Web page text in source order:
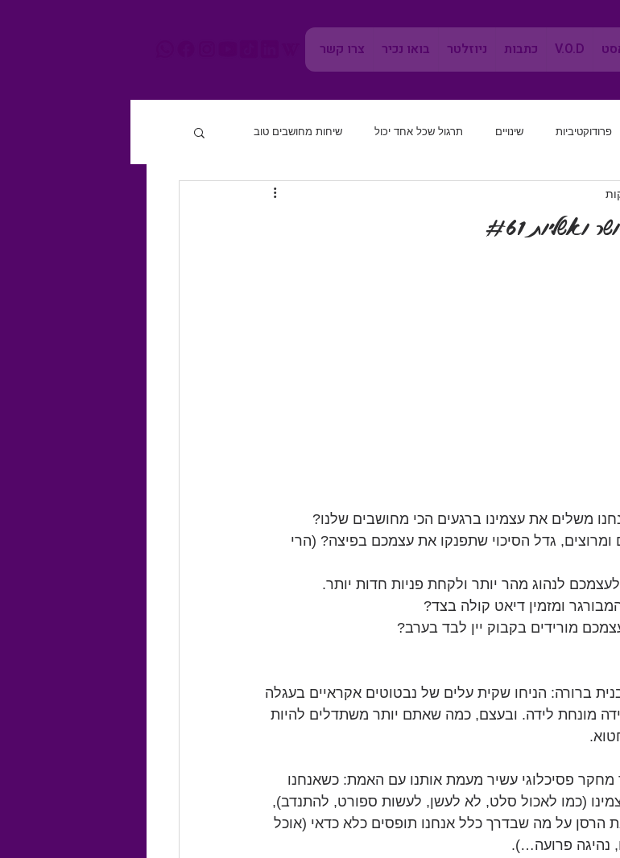
V.O.D כתבות ניוזלטר בואו נכיר צרו קשר
פרודוקטיביות שינויים תרגול שכל אחד יכול שיחות מחושבים טוב
ואשליות #61
משלים את עצמינו ברגעים הכי מחושבים שלנו?
ומרוצים, גדל הסיכוי שתפנקו את עצמכם בפיצה? (הרי
לנהוג מהר יותר ולקחת פניות חדות יותר.
ומזמין דיאט קולה בצד?
מורידים בקבוק יין לבד בערב?
ברורה: הניחו שקית עלים של נבטוטים אקראיים בעגלה
מונחת לידה. ובעצם, כמה שאתם יותר משתדלים להיות
פסיכלוגי עשיר מעמת אותנו עם האמת: כשאנחנו
(כמו לאכול סלט, לא לעשן, לעשות ספורט, להתנדב),
הרסן על מה שבדרך כלל אנחנו תופסים כלא כדאי (אוכל
נהיגה פרועה…).